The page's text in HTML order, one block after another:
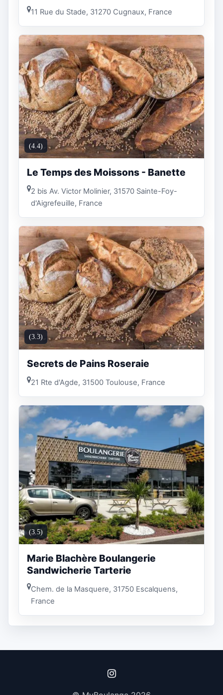
11 Rue du Stade, 31270 Cugnaux, France
(4.4)
Le Temps des Moissons - Banette
2 bis Av. Victor Molinier, 31570 Sainte-Foy-
d'Aigrefeuille, France
(3.3)
Secrets de Pains Roseraie
21 Rte d'Agde, 31500 Toulouse, France
(3.5)
Marie Blachère Boulangerie
Sandwicherie Tarterie
Chem. de la Masquere, 31750 Escalquens,
France